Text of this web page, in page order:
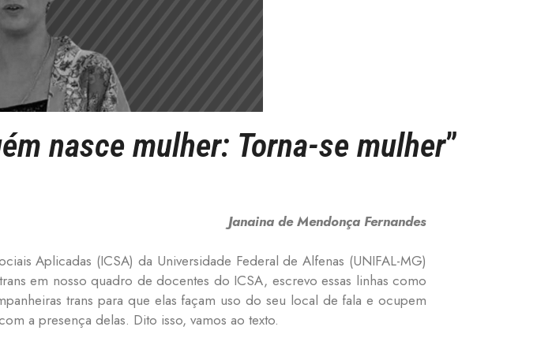
nasce mulher: Torna-se mulher”
Janaina de Mendonça Fernandes
Aplicadas (ICSA) da Universidade Federal de Alfenas (UNIFAL-MG)
em nosso quadro de docentes do ICSA, escrevo essas linhas como
trans para que elas façam uso do seu local de fala e ocupem
a presença delas. Dito isso, vamos ao texto.